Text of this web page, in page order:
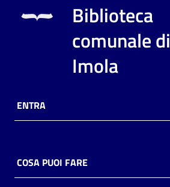
Risorse
online
Biblioteca
comunale di
Imola
ENTRA
COSA PUOI FARE